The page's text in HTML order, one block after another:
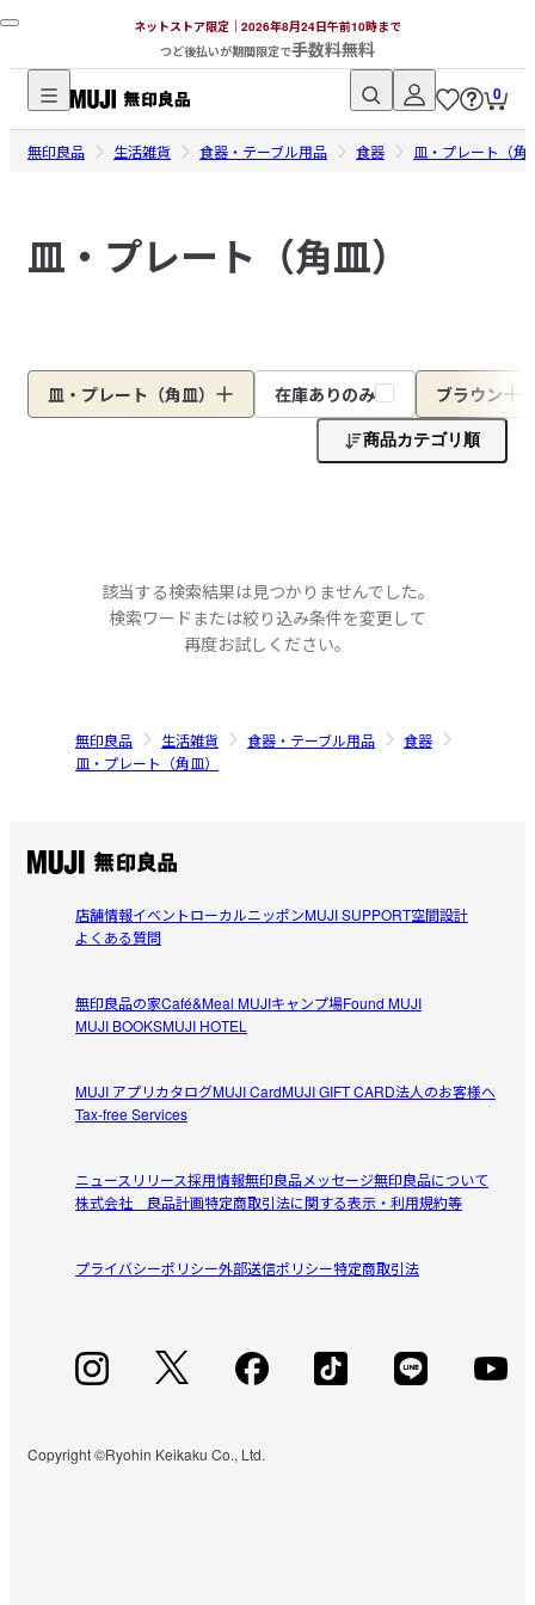
ネットストア限定｜2026年8月24日午前10時まで
つど後払いが期間限定で手数料無料
無
印
ネ
ト
ア
0
無印良品 生活雑貨 食器・テーブル用品 食器 皿・プレート（角
皿・プレート（角皿）
皿・プレート（角皿） 在庫ありのみ ブラウン
商品カテゴリ順
該当する検索結果は見つかりませんでした。
検索ワードまたは絞り込み条件を変更して
再度お試しください。
無印良品 生活雑貨 食器・テーブル用品
食器
皿・プレート（角皿）
店舗情報イベントローカルニッポンMUJI SUPPORT空間設計
よくある質問
無印良品の家Café&Meal MUJIキャンプ場Found MUJI
MUJI BOOKSMUJI HOTEL
MUJI アプリカタログMUJI CardMUJI GIFT CARD法人のお客様へ
Tax-free Services
ニュースリリース採用情報無印良品メッセージ無印良品について
株式会社 良品計画特定商取引法に関する表示・利用規約等
プライバシーポリシー外部送信ポリシー特定商取引法
Copyright ©Ryohin Keikaku Co., Ltd.